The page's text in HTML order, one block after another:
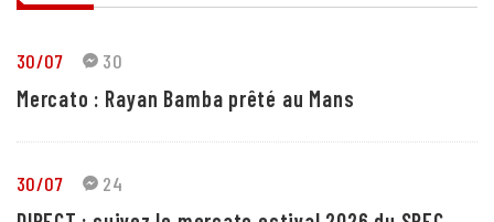
30/07 30
Mercato : Rayan Bamba prêté au Mans
30/07 24